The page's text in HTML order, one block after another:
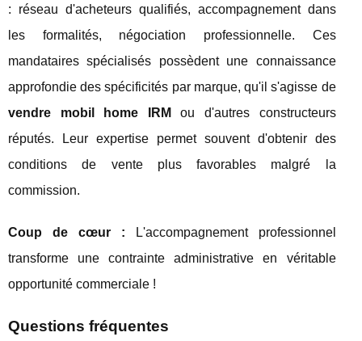
: réseau d'acheteurs qualifiés, accompagnement dans
les formalités, négociation professionnelle. Ces
mandataires spécialisés possèdent une connaissance
approfondie des spécificités par marque, qu'il s'agisse de
vendre mobil home IRM
ou d'autres constructeurs
réputés. Leur expertise permet souvent d'obtenir des
conditions de vente plus favorables malgré la
commission.
Coup de cœur : L'accompagnement professionnel
transforme une contrainte administrative en véritable
opportunité commerciale !
Questions fréquentes